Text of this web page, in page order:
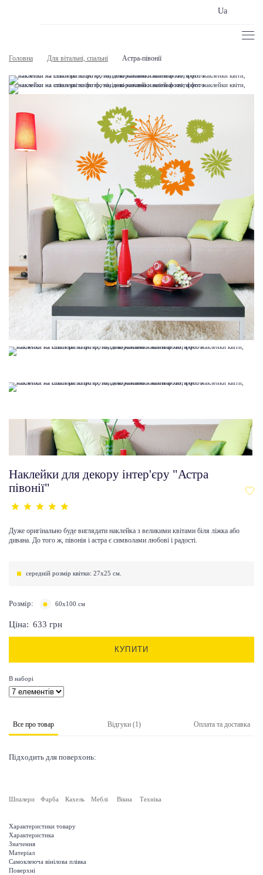
Ua
Головна Для вітальні, спальні Астра-півонії
Наклейки для декору інтер'єру "Астра
півонії"
Дуже оригінально буде виглядати наклейка з великими квітами біля ліжка або
дивана. До того ж, півонія і астра є символами любові і радості.
середній розмір квітки: 27х25 см.
Розмір: 60х100 см
Ціна: 633 грн
КУПИТИ
В наборі
Все про товар Відгуки (1) Оплата та доставка
Підходить для поверхонь:
Шпалери Фарба Кахель Меблі Вікна Техніка
Характеристики товару
Характеристика
Значення
Матеріал
Самоклеюча вінілова плівка
Поверхні